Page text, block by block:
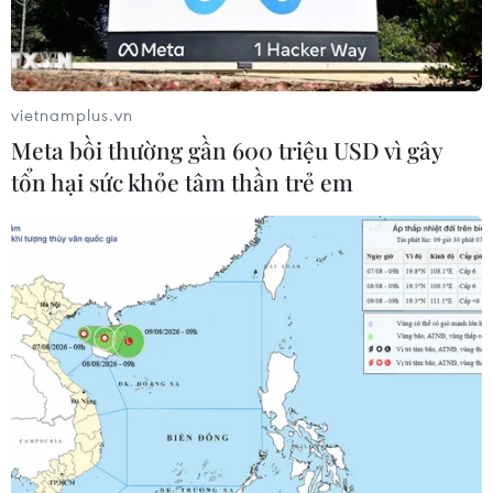
Giảm tỷ lệ thất nghiệp xuống dưới 7% là mục tiêu trọng tâm
của chính quyền Tổng thống Emmanuel Macron. (Nguồn:
AFP/Getty Images)
Ngày 17/5, Viện Thống kê Quốc gia Pháp (INSEE)
thông báo tỷ lệ thất nghiệp đã điều chỉnh của
nước này trong quý 4/2022 là 7,1% và tỷ lệ này
ổn định trong 3 tháng đầu năm nay.
vietnamplus.vn
Meta bồi thường gần 600 triệu USD vì gây
tổn hại sức khỏe tâm thần trẻ em